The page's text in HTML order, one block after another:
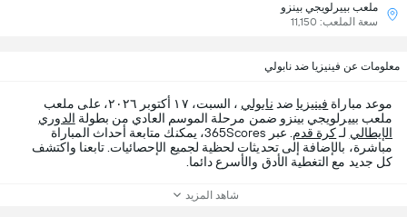
ملعب بييرلويجي بينزو
سعة الملعب: 11,150
معلومات عن فينيزيا ضد نابولي
موعد مباراة فينيزيا ضد نابولي
، السبت، ١٧ أكتوبر ٢٠٢٦، على ملعب
ملعب بييرلويجي بينزو ضمن مرحلة الموسم العادي من بطولة الدوري
الإيطالي لـكرة قدم
. عبر 365Scores، يمكنك متابعة أحداث المباراة
مباشرة، بالإضافة إلى تحديثات لحظية لجميع الإحصائيات. تابعنا واكتشف
كل جديد مع التغطية الأدق والأسرع دائما.
شاهد المزيد